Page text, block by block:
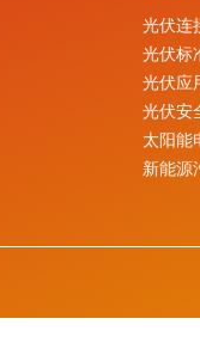
光伏连
光伏标
光伏应
光伏安
太阳能
新能源